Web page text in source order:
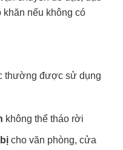
khăn nếu không có
thường được sử dụng
không thể tháo rời
cho văn phòng, cửa